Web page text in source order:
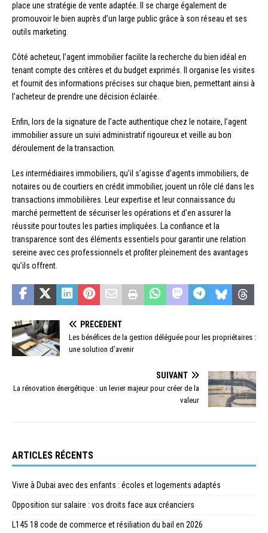
place une stratégie de vente adaptée. Il se charge également de
promouvoir le bien auprès d’un large public grâce à son réseau et ses
outils marketing.
Côté acheteur, l’agent immobilier facilite la recherche du bien idéal en
tenant compte des critères et du budget exprimés. Il organise les visites
et fournit des informations précises sur chaque bien, permettant ainsi à
l’acheteur de prendre une décision éclairée.
Enfin, lors de la signature de l’acte authentique chez le notaire, l’agent
immobilier assure un suivi administratif rigoureux et veille au bon
déroulement de la transaction.
Les intermédiaires immobiliers, qu’il s’agisse d’agents immobiliers, de
notaires ou de courtiers en crédit immobilier, jouent un rôle clé dans les
transactions immobilières. Leur expertise et leur connaissance du
marché permettent de sécuriser les opérations et d’en assurer la
réussite pour toutes les parties impliquées. La confiance et la
transparence sont des éléments essentiels pour garantir une relation
sereine avec ces professionnels et profiter pleinement des avantages
qu’ils offrent.
PRÉCÉDENT
Les bénéfices de la gestion déléguée pour les propriétaires :
une solution d’avenir
SUIVANT
La rénovation énergétique : un levier majeur pour créer de la
valeur
ARTICLES RÉCENTS
Vivre à Dubai avec des enfants : écoles et logements adaptés
Opposition sur salaire : vos droits face aux créanciers
L145 18 code de commerce et résiliation du bail en 2026